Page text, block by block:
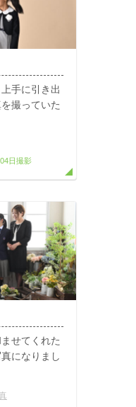
手に引き出
撮っていた
日撮影
せてくれた
になりまし